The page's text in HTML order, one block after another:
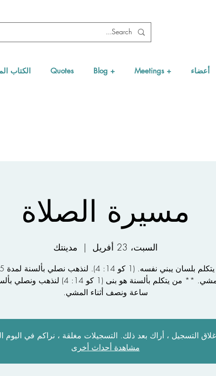
الكتاب Quotes Blog + Meetings + أعضاء
مسيرة الصلاة
السبت، 23 أفريل
  |
مدينتك
أثناء المشي. ** من يتكلم بألسنة هو بنى (1 كو 14: 4)
ساعة ونصف أثناء المشي.
التسجيل ، أراك بعد ذلك. التسجيلات مغلقة ، نراكم في اليوم
مشاهدة أحداث أخرى